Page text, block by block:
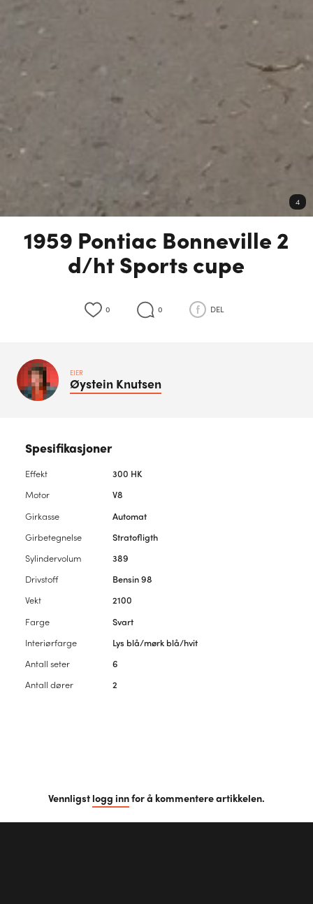
4
1959 Pontiac Bonneville 2
d/ht Sports cupe
0 0 DEL
EIER
Øystein Knutsen
Spesifikasjoner
Effekt
300 HK
Motor
V8
Girkasse
Automat
Girbetegnelse
Stratofligth
Sylindervolum
389
Drivstoff
Bensin 98
Vekt
2100
Farge
Svart
Interiørfarge
Lys blå/mørk blå/hvit
Antall seter
6
Antall dører
2
Vennligst logg innfor å kommentere artikkelen.